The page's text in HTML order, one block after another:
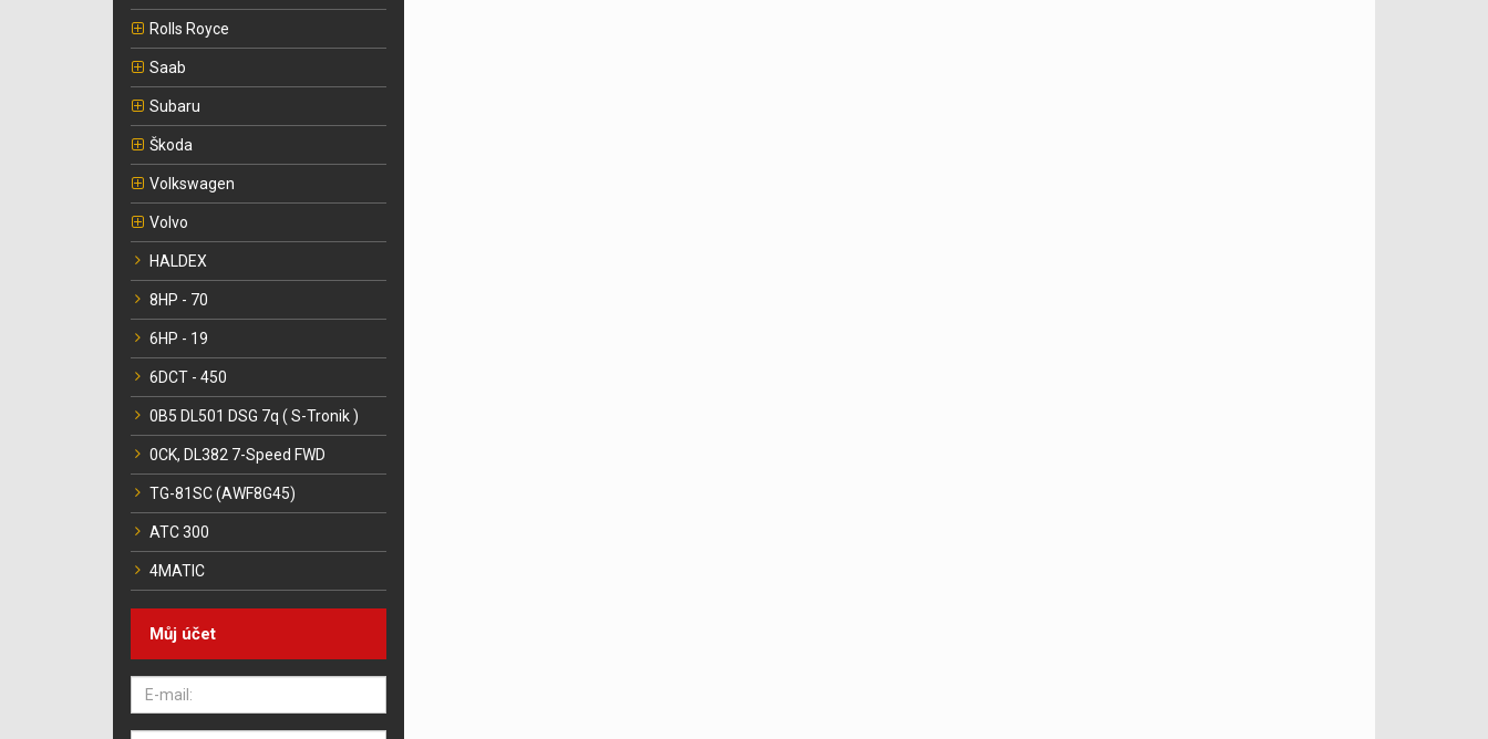
Rolls Royce
Saab
Subaru
Škoda
Volkswagen
Volvo
HALDEX
8HP - 70
6HP - 19
6DCT - 450
0B5 DL501 DSG 7q ( S-Tronik )
0CK, DL382 7-Speed FWD
TG-81SC (AWF8G45)
ATC 300
4MATIC
Můj účet